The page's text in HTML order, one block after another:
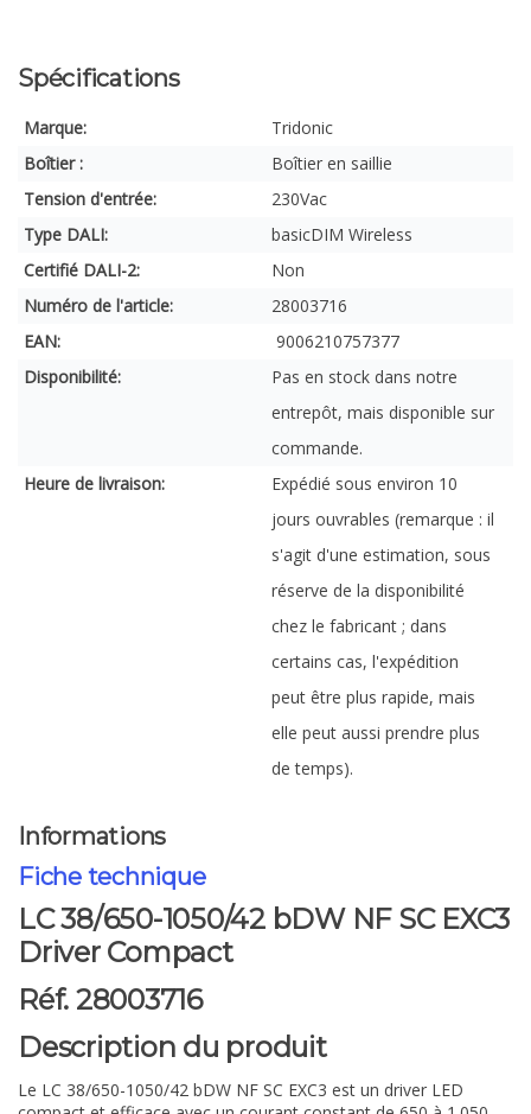
Spécifications
Marque:
Tridonic
Boîtier :
Boîtier en saillie
Tension d'entrée:
230Vac
Type DALI:
basicDIM Wireless
Certifié DALI-2:
Non
Numéro de l'article:
28003716
EAN:
9006210757377
Disponibilité:
Pas en stock dans notre
entrepôt, mais disponible sur
commande.
Heure de livraison:
Expédié sous environ 10
jours ouvrables (remarque : il
s'agit d'une estimation, sous
réserve de la disponibilité
chez le fabricant ; dans
certains cas, l'expédition
peut être plus rapide, mais
elle peut aussi prendre plus
de temps).
Informations
Fiche technique
LC 38/650-1050/42 bDW NF SC EXC3
Driver Compact
Réf. 28003716
Description du produit
Le LC 38/650-1050/42 bDW NF SC EXC3 est un driver LED